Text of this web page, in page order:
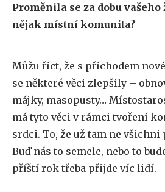
Proměnila se za dobu
nějak místní komunita?
Můžu říct, že s příchodem
se některé věci zlepšily –
májky, masopusty…
má tyto věci v rámci tvoření
srdci. To, že už tam ne
Buď nás to semele, nebo to
příští rok třeba přijde víc lidí.